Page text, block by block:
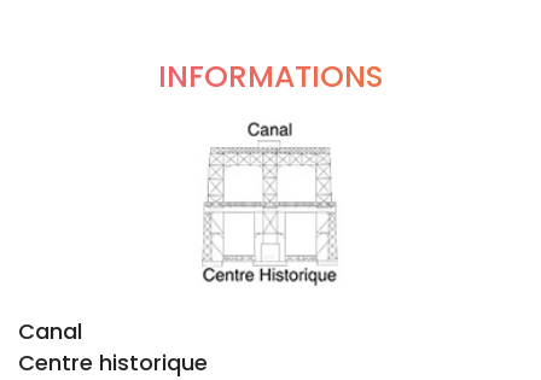
INFORMATIONS
Canal
Centre historique